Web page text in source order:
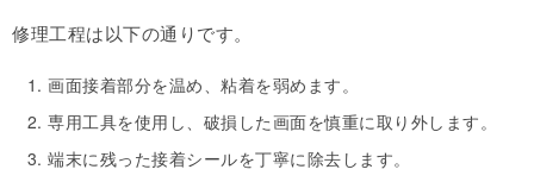
修理工程は以下の通りです。
画面接着部分を温め、粘着を弱めます。
専用工具を使用し、破損した画面を慎重に取り外します。
端末に残った接着シールを丁寧に除去します。